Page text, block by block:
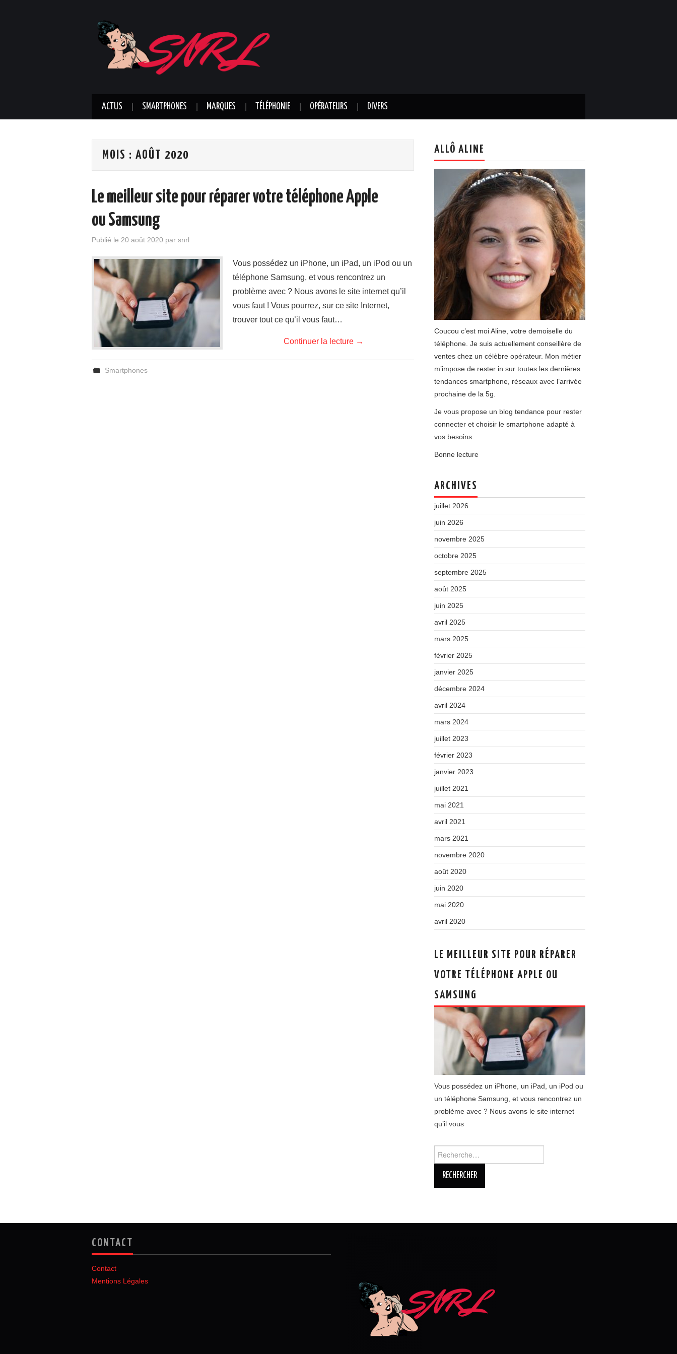
ACTUS SMARTPHONES MARQUES TÉLÉPHONIE OPÉRATEURS DIVERS
MOIS : AOÛT 2020
Le meilleur site pour réparer votre téléphone Apple
ou Samsung
Publié le 20 août 2020 par snrl
Vous possédez un iPhone, un iPad, un iPod ou un
téléphone Samsung, et vous rencontrez un
problème avec ? Nous avons le site internet qu’il
vous faut ! Vous pourrez, sur ce site Internet,
trouver tout ce qu’il vous faut…
Continuer la lecture →
Smartphones
ALLÔ ALINE
Coucou c’est moi Aline, votre demoiselle du
téléphone. Je suis actuellement conseillère de
ventes chez un célèbre opérateur. Mon métier
m’impose de rester in sur toutes les dernières
tendances smartphone, réseaux avec l’arrivée
prochaine de la 5g.
Je vous propose un blog tendance pour rester
connecter et choisir le smartphone adapté à
vos besoins.
Bonne lecture
ARCHIVES
juillet 2026
juin 2026
novembre 2025
octobre 2025
septembre 2025
août 2025
juin 2025
avril 2025
mars 2025
février 2025
janvier 2025
décembre 2024
avril 2024
mars 2024
juillet 2023
février 2023
janvier 2023
juillet 2021
mai 2021
avril 2021
mars 2021
novembre 2020
août 2020
juin 2020
mai 2020
avril 2020
LE MEILLEUR SITE POUR RÉPARER
VOTRE TÉLÉPHONE APPLE OU
SAMSUNG
Vous possédez un iPhone, un iPad, un iPod ou
un téléphone Samsung, et vous rencontrez un
problème avec ? Nous avons le site internet
qu’il vous
CONTACT
Contact
Mentions Légales